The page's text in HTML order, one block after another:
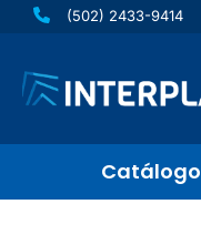
contenido
(502) 2433-9414
Catálogo